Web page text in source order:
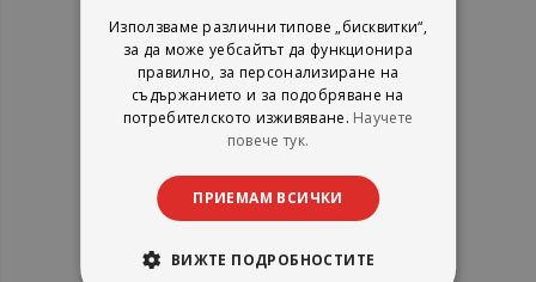
Е-книга
Том 2.0
Колибри
Използваме различни типове „бисквитки“,
за да може уебсайтът да функционира
правилно, за персонализиране на
съдържанието и за подобряване на
потребителското изживяване. Научете
повече тук.
ПРИЕМАМ ВСИЧКИ
ВИЖТЕ ПОДРОБНОСТИТЕ